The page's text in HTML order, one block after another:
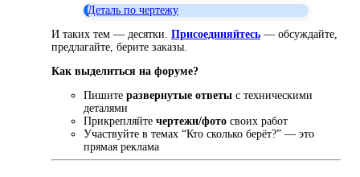
Деталь по чертежу
И таких тем — десятки. Присоединяйтесь — обсуждайте,
предлагайте, берите заказы.
Как выделиться на форуме?
Пишите развернутые ответы с техническими
деталями
Прикрепляйте чертежи/фото своих работ
Участвуйте в темах “Кто сколько берёт?” — это
прямая реклама